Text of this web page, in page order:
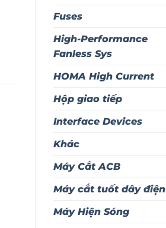
Fuses
High-Performance
Fanless Sys
HOMA High Current
Hộp giao tiếp
Interface Devices
Khác
Máy Cắt ACB
Máy cắt tuốt dây điện
Máy Hiện Sóng